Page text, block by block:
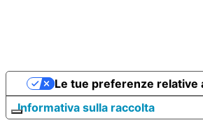
Informativa sulla raccolta
Le tue preferenze relative